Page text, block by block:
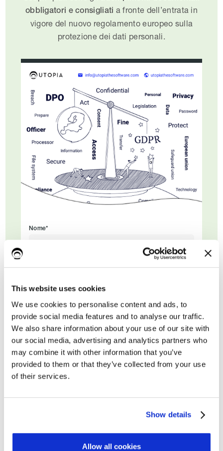
This website uses cookies
We use cookies to personalise content and ads, to
provide social media features and to analyse our traffic.
We also share information about your use of our site with
our social media, advertising and analytics partners who
may combine it with other information that you’ve
provided to them or that they’ve collected from your use
of their services.
Show details
Allow all cookies
obbligatori e consigliati a fronte dell’entrata in
vigore del nuovo regolamento europeo sulla
protezione dei dati personali.
Nome*
Email di lavoro*